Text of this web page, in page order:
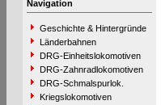
Navigation
Geschichte & Hintergründe
Länderbahnen
DRG-Einheitslokomotiven
DRG-Zahnradlokomotiven
DRG-Schmalspurlok.
Kriegslokomotiven